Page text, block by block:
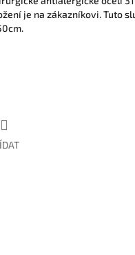
je na zákazníkovi. Tuto